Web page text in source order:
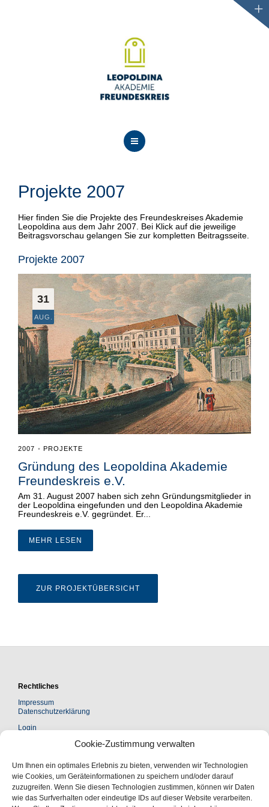
Cookie-Zustimmung verwalten
Um Ihnen ein optimales Erlebnis zu bieten, verwenden wir Technologien
wie Cookies, um Geräteinformationen zu speichern und/oder darauf
zuzugreifen. Wenn Sie diesen Technologien zustimmen, können wir Daten
wie das Surfverhalten oder eindeutige IDs auf dieser Website verarbeiten.
ÜBER UNS
PROJEKTE
VERANSTALTUNGEN
BAUSCH-STIPENDIUM
Projekte 2007
Hier finden Sie die Projekte des Freundeskreises Akademie
Leopoldina aus dem Jahr 2007. Bei Klick auf die jeweilige
Beitragsvorschau gelangen Sie zur kompletten Beitragsseite.
Projekte 2007
31
AUG.
2007 • PROJEKTE
Gründung des Leopoldina Akademie
Freundeskreis e.V.
Am 31. August 2007 haben sich zehn Gründungsmitglieder in
der Leopoldina eingefunden und den Leopoldina Akademie
Freundeskreis e.V. gegründet. Er...
MEHR LESEN
ZUR PROJEKTÜBERSICHT
Rechtliches
Impressum
Datenschutzerklärung
Login
Leopoldina Akademie Freundeskreis e. V.
Jägerberg 1 | 06108 Halle (Saale)
Postanschrift:
Postfach 110543 | 06019 Halle (Saale)